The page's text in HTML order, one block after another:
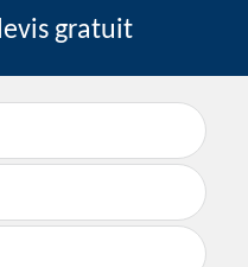
gratuit